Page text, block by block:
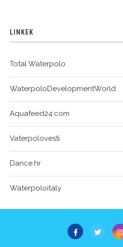
LINKEK
Total Waterpolo
WaterpoloDevelopmentWorld
Aquafeed24.com
Vaterpolovesti
Dance.hr
Waterpoloitaly